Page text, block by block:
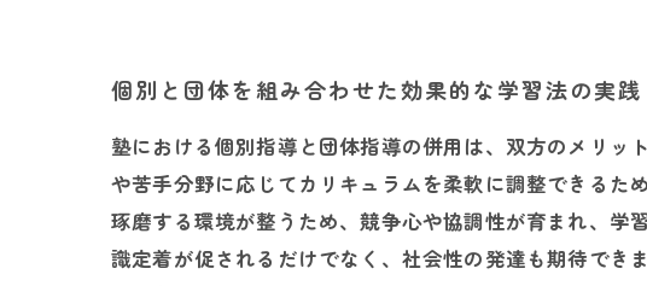
個別と団体を組み合わせた効果的な学習法の実践
塾における個別指導と団体指導の併用は、双方のメリ
や苦手分野に応じてカリキュラムを柔軟に調整できる
琢磨する環境が整うため、競争心や協調性が育まれ、学
識定着が促されるだけでなく、社会性の発達も期待で